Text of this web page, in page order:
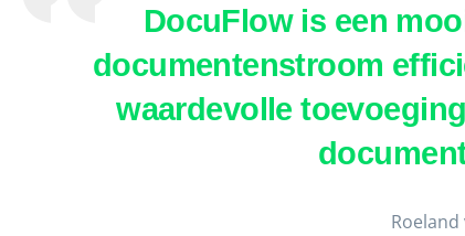
DocuFlow is een
documentenstroom
waardevolle
Roeland